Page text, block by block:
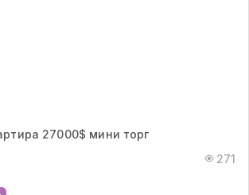
27000$ мини торг
271